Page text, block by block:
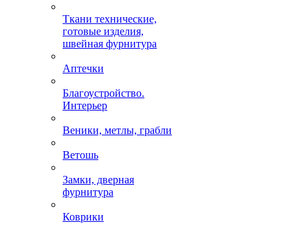
Ткани технические,
готовые изделия,
швейная фурнитура
Аптечки
Благоустройство.
Интерьер
Веники, метлы, грабли
Ветошь
Замки, дверная
фурнитура
Коврики